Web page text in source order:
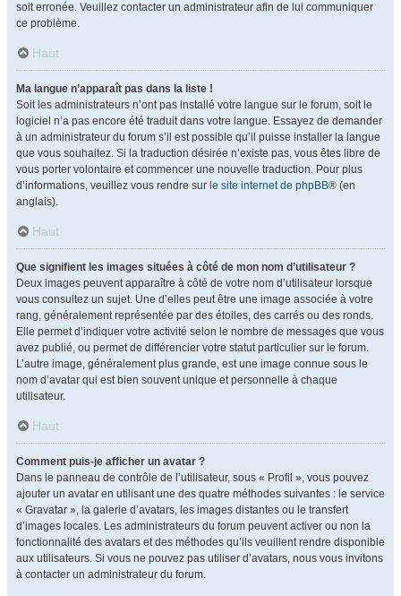
soit erronée. Veuillez contacter un administrateur afin de lui communiquer
ce problème.
Haut
Ma langue n’apparaît pas dans la liste !
Soit les administrateurs n’ont pas installé votre langue sur le forum, soit le
logiciel n’a pas encore été traduit dans votre langue. Essayez de demander
à un administrateur du forum s’il est possible qu’il puisse installer la langue
que vous souhaitez. Si la traduction désirée n’existe pas, vous êtes libre de
vous porter volontaire et commencer une nouvelle traduction. Pour plus
d’informations, veuillez vous rendre sur le site internet de phpBB® (en
anglais).
Haut
Que signifient les images situées à côté de mon nom d’utilisateur ?
Deux images peuvent apparaître à côté de votre nom d’utilisateur lorsque
vous consultez un sujet. Une d’elles peut être une image associée à votre
rang, généralement représentée par des étoiles, des carrés ou des ronds.
Elle permet d’indiquer votre activité selon le nombre de messages que vous
avez publié, ou permet de différencier votre statut particulier sur le forum.
L’autre image, généralement plus grande, est une image connue sous le
nom d’avatar qui est bien souvent unique et personnelle à chaque
utilisateur.
Haut
Comment puis-je afficher un avatar ?
Dans le panneau de contrôle de l’utilisateur, sous « Profil », vous pouvez
ajouter un avatar en utilisant une des quatre méthodes suivantes : le service
« Gravatar », la galerie d’avatars, les images distantes ou le transfert
d’images locales. Les administrateurs du forum peuvent activer ou non la
fonctionnalité des avatars et des méthodes qu’ils veuillent rendre disponible
aux utilisateurs. Si vous ne pouvez pas utiliser d’avatars, nous vous invitons
à contacter un administrateur du forum.